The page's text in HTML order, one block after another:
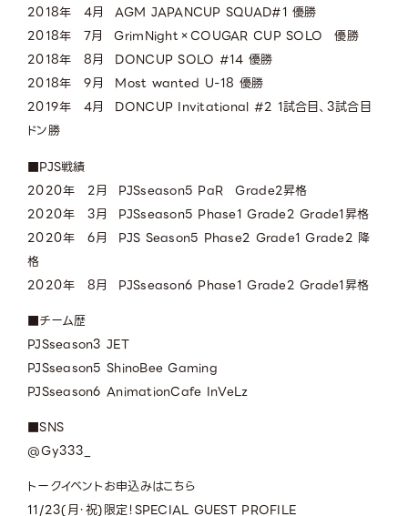
2018年 4月 AGM JAPANCUP SQUAD#1 優勝
2018年 7月 GrimNight×COUGAR CUP SOLO 優勝
2018年 8月 DONCUP SOLO #14 優勝
2018年 9月 Most wanted U-18 優勝
2019年 4月 DONCUP Invitational #2 1試合目、3試合目
ドン勝
■PJS戦績
2020年 2月 PJSseason5 PaR Grade2昇格
2020年 3月 PJSseason5 Phase1 Grade2 Grade1昇格
2020年 6月 PJS Season5 Phase2 Grade1 Grade2 降
格
2020年 8月 PJSseason6 Phase1 Grade2 Grade1昇格
■チーム歴
PJSseason3 JET
PJSseason5 ShinoBee Gaming
PJSseason6 AnimationCafe InVeLz
■SNS
@Gy333_
トークイベントお申込みはこちら
11/23(月・祝)限定！SPECIAL GUEST PROFILE